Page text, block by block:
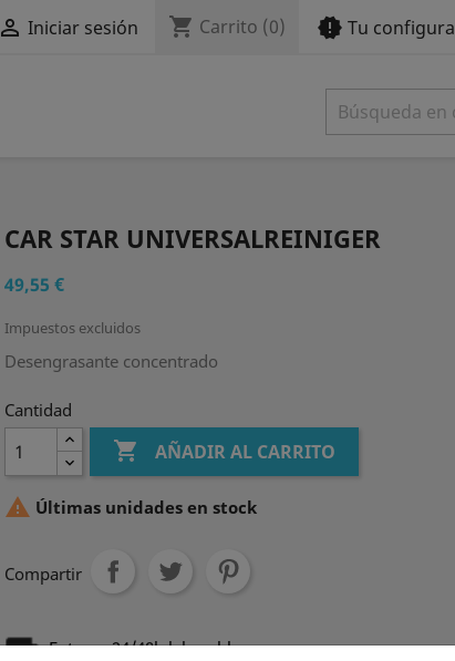
 Iniciar sesión shopping_cart Carrito (0) new_releases Tu
CAR STAR UNIVERSALREINIGER
49,55 €
Impuestos excluidos
Desengrasante concentrado
Cantidad
 AÑADIR AL CARRITO
 Últimas unidades en stock
Compartir
Entrega 24/48h laborables